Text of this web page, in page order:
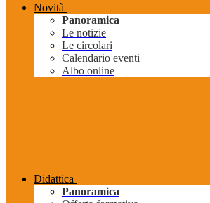
Novità
Panoramica
Le notizie
Le circolari
Calendario eventi
Albo online
Didattica
Panoramica